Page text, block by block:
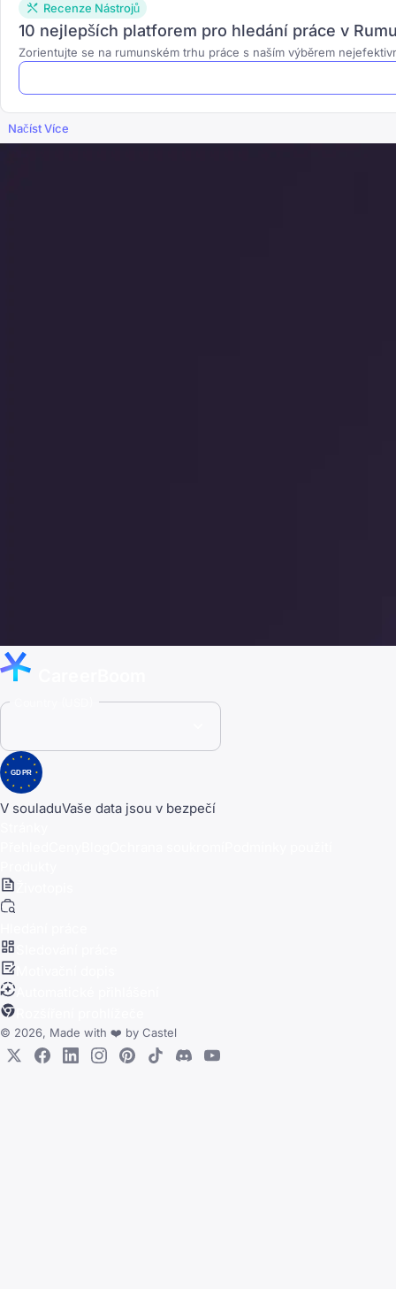
Recenze Nástrojů
10 nejlepších platforem pro hledání práce v
Zorientujte se na rumunském trhu práce s naším výběrem
Načíst Více
GDPR
V souladuVaše data jsou v bezpečí
© 2026, Made with ❤️ by Castel